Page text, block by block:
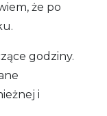
że po
godziny.
i